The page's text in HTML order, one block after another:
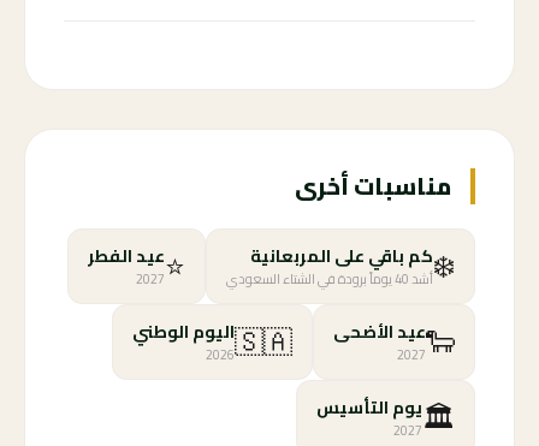
مناسبات أخرى
❄️كم باقي على المربعانية
أشد 40 يوماً برودة في الشتاء السعودي ⭐عيد الفطر
2027
🐑عيد الأضحى
2027
🇸🇦اليوم الوطني
2026
🏛️يوم التأسيس
2027